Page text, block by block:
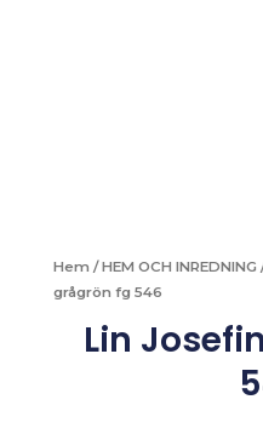
Hem /HEM OCH INREDNING
grågrön fg 546
Lin